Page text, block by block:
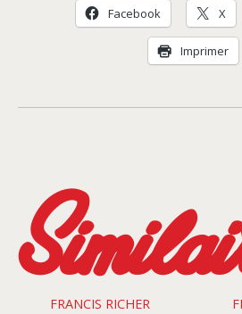
Livraison
Facebook X
Imprimer
FRANCIS RICHER